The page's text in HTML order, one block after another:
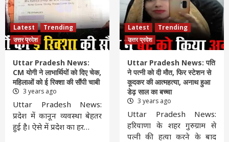
Latest
Trending
उत्तर प्रदेश
Uttar Pradesh News:
CM योगी ने लाभार्थियों को दिए चेक,
महिलाओं को ई रिक्शा की सौंपी चाबी
3 years ago
Uttar Pradesh News:
प्रदेश में कानून व्यवस्था बेहतर
हुई है। ऐसे में प्रदेश का हर…
Latest
Trending
उत्तर प्रदेश
Uttar Pradesh News: पति
ने पत्नी को दी मौत, फिर स्टेशन से
कूदकर की आत्महत्या, अनाथ हुआ
डेढ़ साल का बच्चा
3 years ago
Uttar Pradesh News:
हरियाणा के शहर गुरुग्राम से
पत्नी की हत्या करने के बाद